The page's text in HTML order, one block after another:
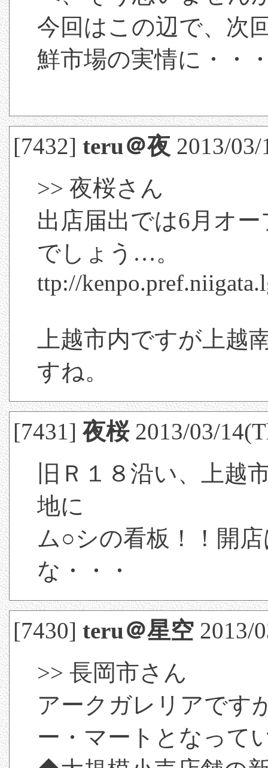
今回はこの辺で、次
鮮市場の実情に・・
[7432]teru＠夜 2013/
>> 夜桜さん
出店届出では6月オ
でしょう…。
ttp://
上越市内ですが上越
すね。
[7431]夜桜2013/03/
旧Ｒ１８沿い、上越
地に
ム○シの看板！！開
な・・・
[7430]teru＠星空 2013/
>> 長岡市さん
アークガレリアです
ー・マートとなって